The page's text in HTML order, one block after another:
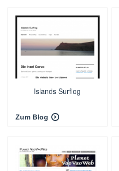
Islands Surflog
Zum Blog